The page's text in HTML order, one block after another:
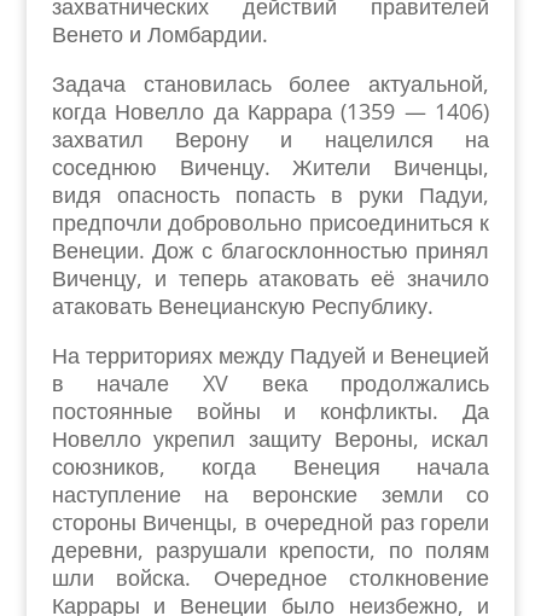
Венето и Ломбардии.
Задача становилась более актуальной,
когда Новелло да Каррара (1359 — 1406)
захватил Верону и нацелился на
соседнюю Виченцу. Жители Виченцы,
видя опасность попасть в руки Падуи,
предпочли добровольно присоединиться к
Венеции. Дож с благосклонностью принял
Виченцу, и теперь атаковать её значило
атаковать Венецианскую Республику.
На территориях между Падуей и Венецией
в начале XV века продолжались
постоянные войны и конфликты. Да
Новелло укрепил защиту Вероны, искал
союзников, когда Венеция начала
наступление на веронские земли со
стороны Виченцы, в очередной раз горели
деревни, разрушали крепости, по полям
шли войска. Очередное столкновение
Каррары и Венеции было неизбежно, и